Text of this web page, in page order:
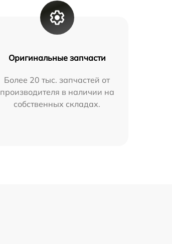
Оригинальные запчасти
Более 20 тыс. запчастей от
производителя в наличии на
собственных складах.